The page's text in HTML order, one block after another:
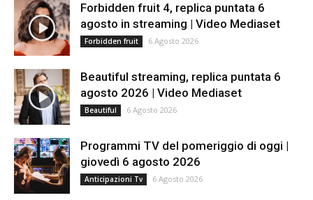
Forbidden fruit 4, replica puntata 6
agosto in streaming | Video Mediaset
Forbidden fruit 6 Agosto 2026
Beautiful streaming, replica puntata 6
agosto 2026 | Video Mediaset
Beautiful 6 Agosto 2026
Programmi TV del pomeriggio di oggi |
giovedì 6 agosto 2026
Anticipazioni Tv 6 Agosto 2026